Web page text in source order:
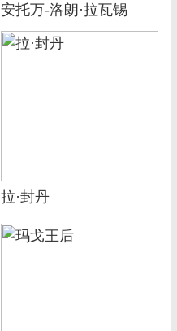
安托万-洛朗·拉瓦锡
拉·封丹